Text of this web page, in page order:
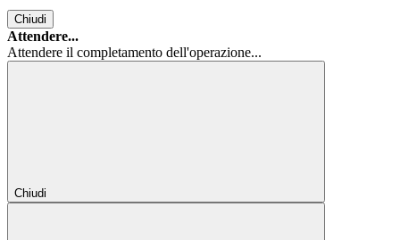
Chiudi
Attendere...
Attendere il completamento dell'operazione...
Chiudi